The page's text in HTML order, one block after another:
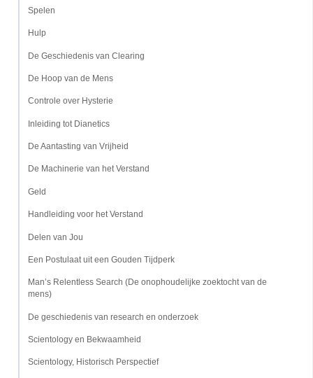
Spelen
Hulp
De Geschiedenis van Clearing
De Hoop van de Mens
Controle over Hysterie
Inleiding tot Dianetics
De Aantasting van Vrijheid
De Machinerie van het Verstand
Geld
Handleiding voor het Verstand
Delen van Jou
Een Postulaat uit een Gouden Tijdperk
Man’s Relentless Search (De onophoudelijke zoektocht van de
mens)
De geschiedenis van research en onderzoek
Scientology en Bekwaamheid
Scientology, Historisch Perspectief